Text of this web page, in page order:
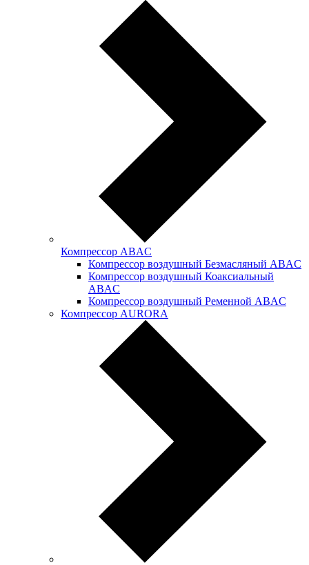
Компрессор ABAC
Компрессор воздушный Безмасляный ABAC
Компрессор воздушный Коаксиальный
ABAC
Компрессор воздушный Ременной ABAC
Компрессор AURORA